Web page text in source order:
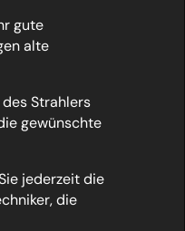
gute
alte
Strahlers
gewünschte
jederzeit die
die